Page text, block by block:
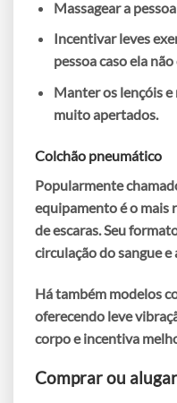
Massageara
Incentivar leves
pessoa caso ela
Manter os lençóis
muito apertados.
Colchão pneumático
Popularmente
equipamento é o mais
de escaras. Seu
circulação do sangue
Há também modelos
oferecendo leve
corpo e incentiva
Comprar ou